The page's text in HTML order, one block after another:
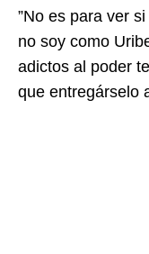
”No es para ver
no soy como
adictos al poder
que entregárselo